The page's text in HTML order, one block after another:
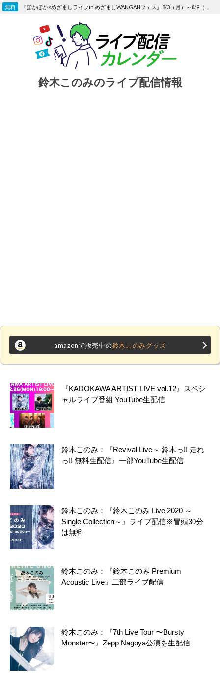
Skip
鈴木このみのライブ配信情報
amazonで販売中の鈴木このみグッズ
『KADOKAWA ARTIST LIVE vol.12』スペシ
ャルライブ番組 YouTube生配信
鈴木このみ：『Revival Live～ 鈴木っ!! 走れ
っ!! 無料生配信』一部YouTube生配信
鈴木このみ：『鈴木このみ Live 2020 ～
Single Collection～』ライブ配信※冒頭30分
は無料
鈴木このみ：『鈴木このみ Premium
Acoustic Live』二部ライブ配信
鈴木このみ：『7th Live Tour 〜Bursty
Monster〜』Zepp Nagoya公演を生配信